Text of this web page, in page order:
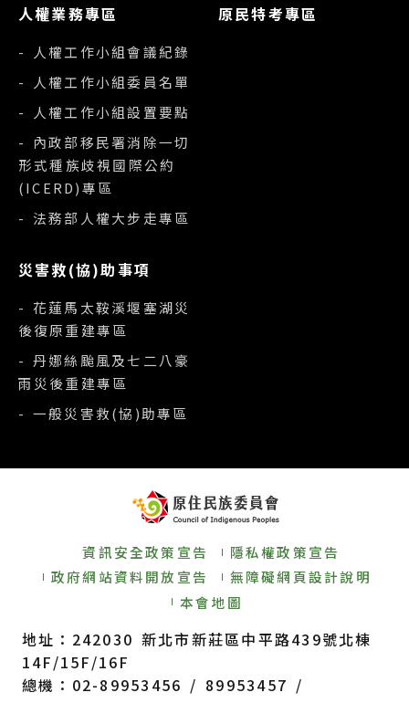
人權業務專區
- 人權工作小組會議紀錄
- 人權工作小組委員名單
- 人權工作小組設置要點
- 內政部移民署消除一切
形式種族歧視國際公約
(ICERD)專區
- 法務部人權大步走專區
原民特考專區
災害救(協)助事項
- 花蓮馬太鞍溪堰塞湖災
後復原重建專區
- 丹娜絲颱風及七二八豪
雨災後重建專區
- 一般災害救(協)助專區
資訊安全政策宣告
隱私權政策宣告
政府網站資料開放宣告
無障礙網頁設計說明
本會地圖
地址：242030 新北市新莊區中平路439號北棟
14F/15F/16F
總機：02-89953456 / 89953457 /